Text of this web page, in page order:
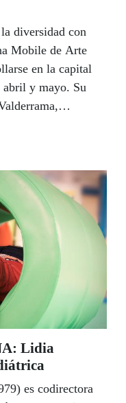
diversidad con
Mobile de Arte
en la capital
abril y mayo. Su
a toda
apuesta
artes escénicas.
Lidia
es codirectora